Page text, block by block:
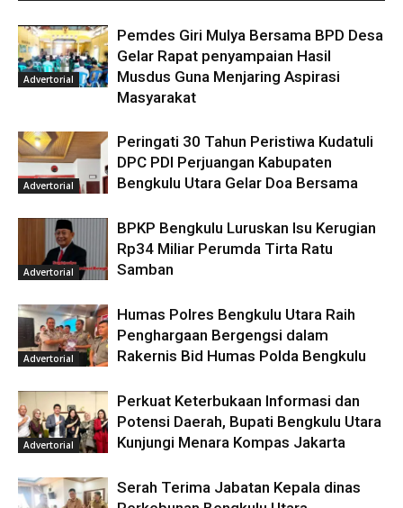
Advertorial
Pemdes Giri Mulya Bersama BPD Desa
Gelar Rapat penyampaian Hasil
Musdus Guna Menjaring Aspirasi
Masyarakat
Advertorial
Peringati 30 Tahun Peristiwa Kudatuli
DPC PDI Perjuangan Kabupaten
Bengkulu Utara Gelar Doa Bersama
Advertorial
BPKP Bengkulu Luruskan Isu Kerugian
Rp34 Miliar Perumda Tirta Ratu
Samban
Advertorial
Humas Polres Bengkulu Utara Raih
Penghargaan Bergengsi dalam
Rakernis Bid Humas Polda Bengkulu
Advertorial
Perkuat Keterbukaan Informasi dan
Potensi Daerah, Bupati Bengkulu Utara
Kunjungi Menara Kompas Jakarta
Serah Terima Jabatan Kepala dinas